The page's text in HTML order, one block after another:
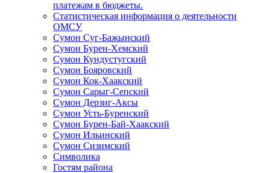
платежам в бюджеты.
Статистическая информация о деятельности
ОМСУ
Сумон Суг-Бажынский
Сумон Бурен-Хемский
Сумон Кундустугский
Сумон Бояровский
Сумон Кок-Хаакский
Сумон Сарыг-Сепский
Сумон Дерзиг-Аксы
Сумон Усть-Буренский
Сумон Бурен-Бай-Хаакский
Сумон Ильинский
Сумон Сизимский
Символика
Гостям района